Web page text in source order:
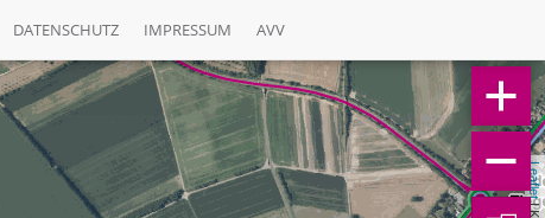
DATENSCHUTZ IMPRESSUM AVV
Leaflet